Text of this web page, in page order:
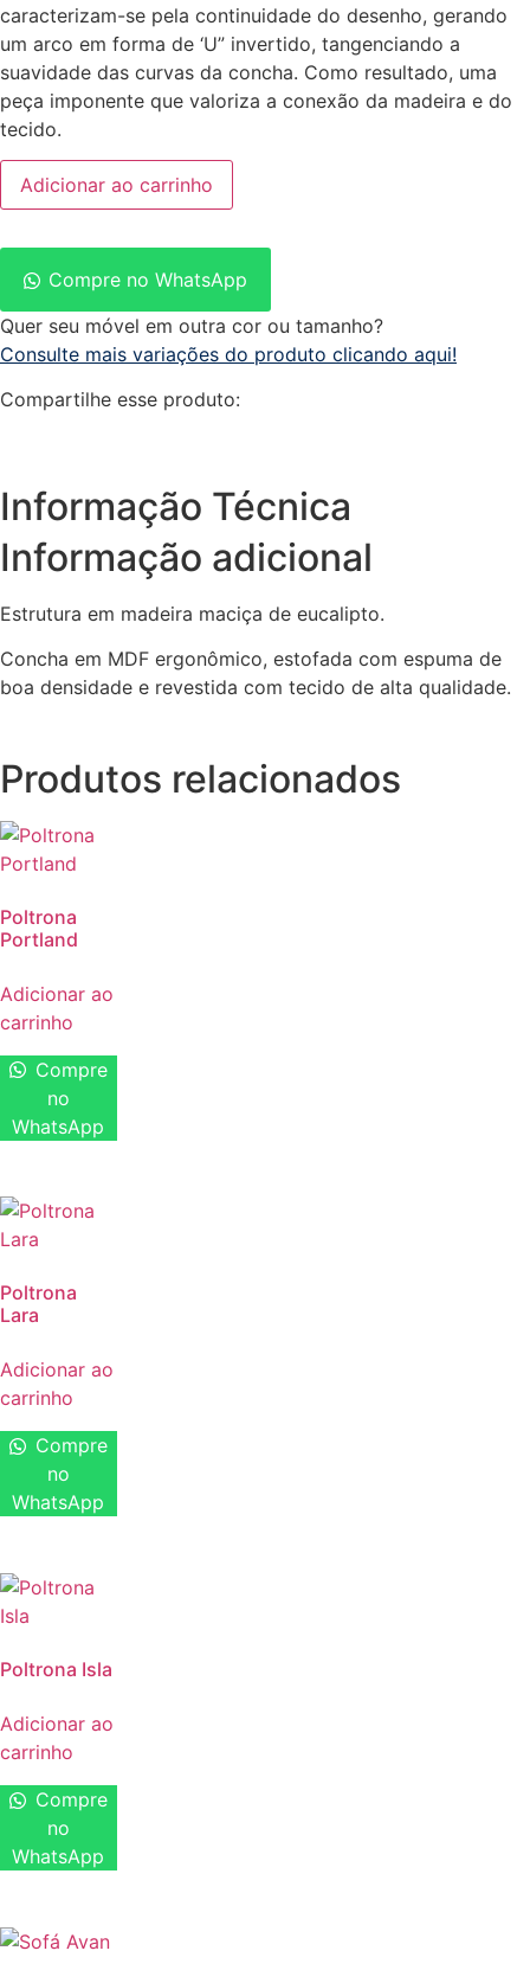
caracterizam-se pela continuidade do desenho, gerando
um arco em forma de ‘U” invertido, tangenciando a
suavidade das curvas da concha. Como resultado, uma
peça imponente que valoriza a conexão da madeira e do
tecido.
Adicionar ao carrinho
Compre no WhatsApp
Quer seu móvel em outra cor ou tamanho?
Consulte mais variações do produto clicando aqui!
Compartilhe esse produto:
Informação Técnica
Informação adicional
Estrutura em madeira maciça de eucalipto.
Concha em MDF ergonômico, estofada com espuma de
boa densidade e revestida com tecido de alta qualidade.
Produtos relacionados
Poltrona
Portland
Adicionar ao
carrinho
Compre
no
WhatsApp
Poltrona
Lara
Adicionar ao
carrinho
Compre
no
WhatsApp
Poltrona Isla
Adicionar ao
carrinho
Compre
no
WhatsApp